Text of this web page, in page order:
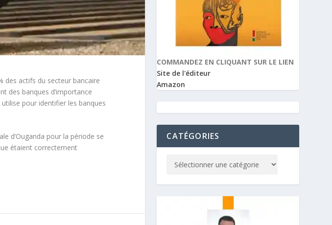
des actifs du secteur bancaire
des banques d’importance
pour identifier les banques
d’Ouganda pour la période se
étaient correctement
COMMANDEZ EN CLIQUANT SUR LE LIEN
Site de l'éditeur
Amazon
CATÉGORIES